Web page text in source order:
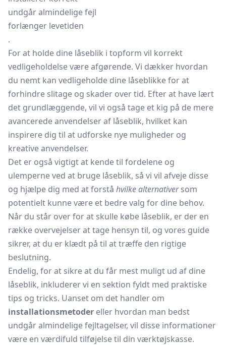
undgår almindelige fejl
forlænger levetiden
.
For at holde dine låseblik i topform vil korrekt
vedligeholdelse være afgørende. Vi dækker hvordan
du nemt kan vedligeholde dine låseblikke for at
forhindre slitage og skader over tid. Efter at have lært
det grundlæggende, vil vi også tage et kig på de mere
avancerede anvendelser af låseblik, hvilket kan
inspirere dig til at udforske nye muligheder og
kreative anvendelser.
Det er også vigtigt at kende til fordelene og
ulemperne ved at bruge låseblik, så vi vil afveje disse
og hjælpe dig med at forstå hvilke alternativersom
potentielt kunne være et bedre valg for dine behov.
Når du står over for at skulle købe låseblik, er der en
række overvejelser at tage hensyn til, og vores guide
sikrer, at du er klædt på til at træffe den rigtige
beslutning.
Endelig, for at sikre at du får mest muligt ud af dine
låseblik, inkluderer vi en sektion fyldt med praktiske
tips og tricks. Uanset om det handler om
installationsmetoder eller hvordan man bedst
undgår almindelige fejltagelser, vil disse informationer
være en værdifuld tilføjelse til din værktøjskasse.